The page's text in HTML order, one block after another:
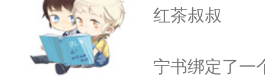
红茶叔叔
宁书绑定了一